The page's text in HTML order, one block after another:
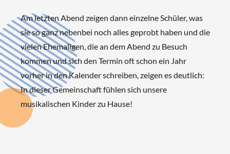
Am letzten Abend zeigen dann einzelne Schüler, was
sie so ganz nebenbei noch alles geprobt haben und die
vielen Ehemaligen, die an dem Abend zu Besuch
kommen und sich den Termin oft schon ein Jahr
vorher in den Kalender schreiben, zeigen es deutlich:
In dieser Gemeinschaft fühlen sich unsere
musikalischen Kinder zu Hause!